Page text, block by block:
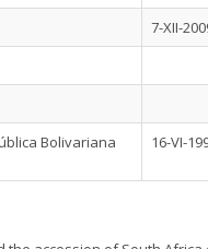
7-XII-
Bolivariana
16-VI-